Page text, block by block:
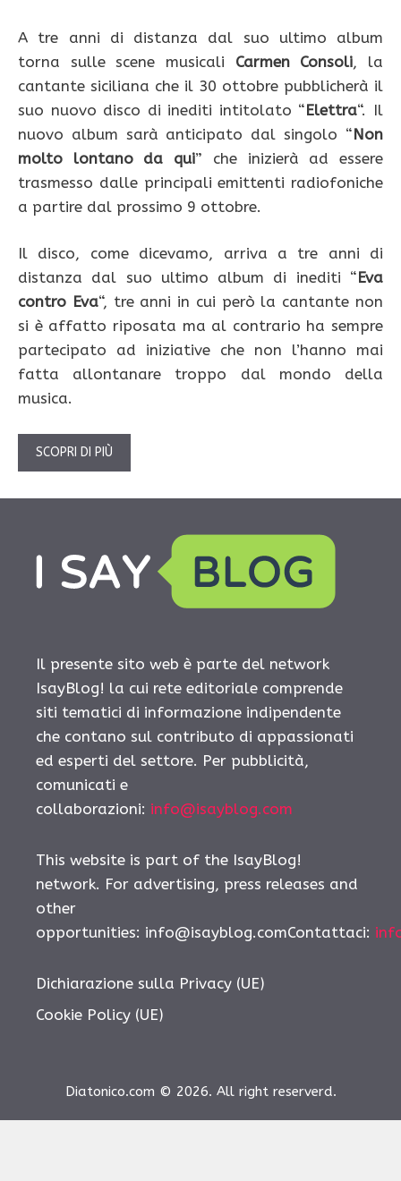
A tre anni di distanza dal suo ultimo album
torna sulle scene musicali Carmen Consoli, la
cantante siciliana che il 30 ottobre pubblicherà il
suo nuovo disco di inediti intitolato “Elettra“. Il
nuovo album sarà anticipato dal singolo “Non
molto lontano da qui” che inizierà ad essere
trasmesso dalle principali emittenti radiofoniche
a partire dal prossimo 9 ottobre.
Il disco, come dicevamo, arriva a tre anni di
distanza dal suo ultimo album di inediti “Eva
contro Eva“, tre anni in cui però la cantante non
si è affatto riposata ma al contrario ha sempre
partecipato ad iniziative che non l’hanno mai
fatta allontanare troppo dal mondo della
musica.
SCOPRI DI PIÙ
Il presente sito web è parte del network
IsayBlog! la cui rete editoriale comprende
siti tematici di informazione indipendente
che contano sul contributo di appassionati
ed esperti del settore. Per pubblicità,
comunicati e
collaborazioni: info@isayblog.com
This website is part of the IsayBlog!
network. For advertising, press releases and
other
opportunities: info@isayblog.comContattaci:
Dichiarazione sulla Privacy (UE)
Cookie Policy (UE)
Diatonico.com © 2026. All right reserverd.